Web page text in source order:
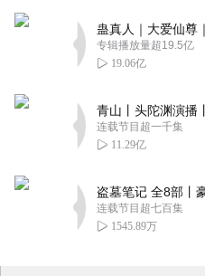
专辑播放量超19.5亿
19.06亿
连载节目超一千集
11.29亿
连载节目超七百集
1545.89万